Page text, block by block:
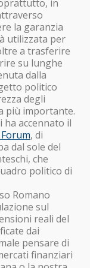
in
la garanzia
utilizzata per
a trasferire
su lunghe
dalla
politico
degli
più importante.
ha accennato il
, di
dal sole del
che
politico di
Romano
sul
reali del
dai
pensare di
finanziari